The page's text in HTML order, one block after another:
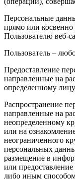
Персональные
прямо или
Пользователю веб-
Пользователь –
Предоставление
направленные на
определенному
Распространение
направленные на
неопределенному
или на
неограниченного
персональных
размещение в
или
либо иным